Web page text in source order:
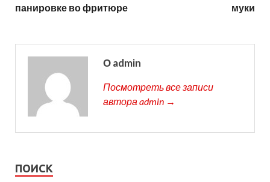
панировке во фритюре
муки
О admin
Посмотреть все записи
автора admin →
ПОИСК